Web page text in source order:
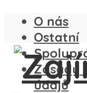
O nás
Ostatní
Zásady
údajů